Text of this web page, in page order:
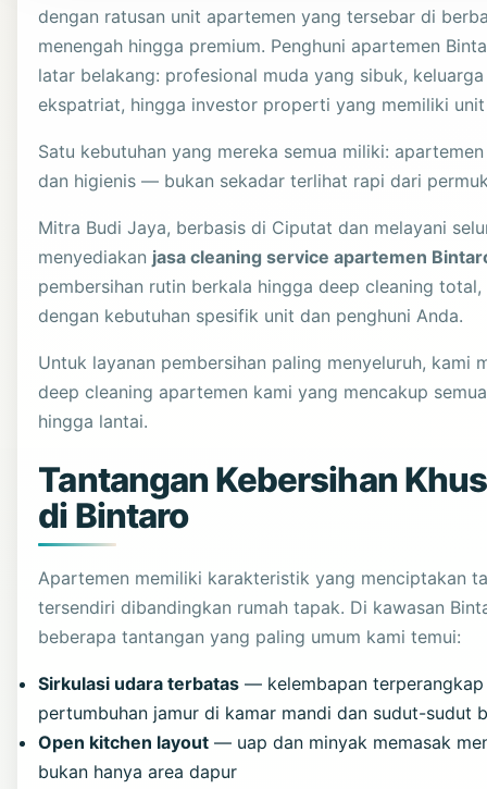
dengan ratusan unit apartemen yang tersebar di
menengah hingga premium. Penghuni apartemen
latar belakang: profesional muda yang sibuk,
ekspatriat, hingga investor properti yang memiliki
Satu kebutuhan yang mereka semua miliki:
dan higienis — bukan sekadar terlihat rapi dari
Mitra Budi Jaya, berbasis di Ciputat dan melayani
menyediakan jasa cleaning service apartemen
pembersihan rutin berkala hingga deep cleaning
dengan kebutuhan spesifik unit dan penghuni Anda.
Untuk layanan pembersihan paling menyeluruh, kami
deep cleaning apartemen kami yang mencakup
hingga lantai.
Tantangan Kebersihan
di Bintaro
Apartemen memiliki karakteristik yang menciptakan
tersendiri dibandingkan rumah tapak. Di kawasan
beberapa tantangan yang paling umum kami temui:
Sirkulasi udara terbatas — kelembapan
pertumbuhan jamur di kamar mandi dan sudut-sudut
Open kitchen layout — uap dan minyak memasak
bukan hanya area dapur